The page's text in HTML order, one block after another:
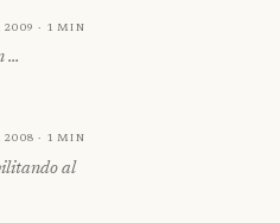
· 1 min
…
· 1 min
al